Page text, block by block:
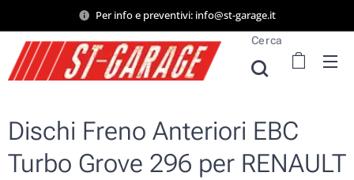
Per info e preventivi: info@st-garage.it
Cerca
Dischi Freno Anteriori EBC
Turbo Grove 296 per RENAULT